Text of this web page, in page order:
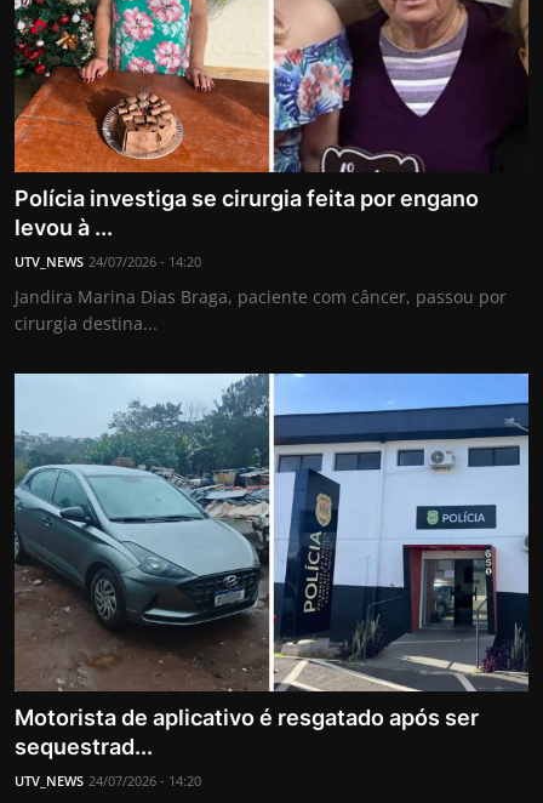
Polícia investiga se cirurgia feita por engano
levou à ...
UTV_NEWS 24/07/2026 - 14:20
Jandira Marina Dias Braga, paciente com câncer, passou por
cirurgia destina...
Motorista de aplicativo é resgatado após ser
sequestrad...
UTV_NEWS 24/07/2026 - 14:20